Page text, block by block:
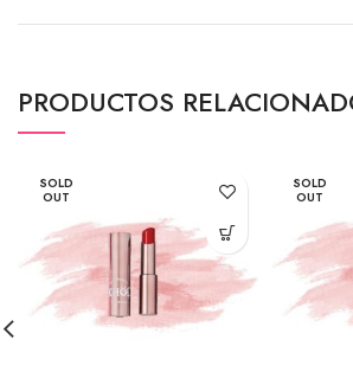
PRODUCTOS
SOLD
OUT
SOLD
OUT